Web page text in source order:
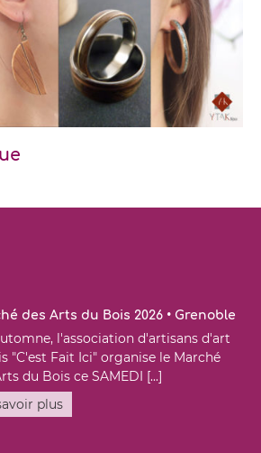
des Arts du Bois 2026 • Grenoble
l'association d'artisans d'art
"C'est Fait Ici" organise le Marché
du Bois ce SAMEDI [...]
plus